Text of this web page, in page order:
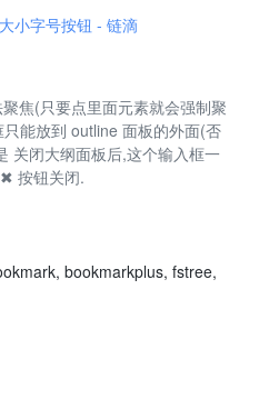
小字号按钮 - 链滴
焦(只要点里面元素就会强制聚
能放到 outline 面板的外面(否
关闭大纲面板后,这个输入框一
按钮关闭.
bookmarkplus, fstree,